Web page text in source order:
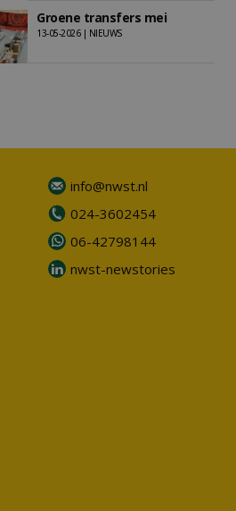
Groene transfers mei
13-05-2026 | NIEUWS
info@nwst.nl
024-3602454
06-42798144
nwst-newstories